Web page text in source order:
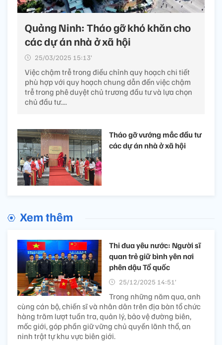
Quảng Ninh: Tháo gỡ khó khăn cho
các dự án nhà ở xã hội
25/03/2025 15:13’
Việc chậm trễ trong điều chỉnh quy hoạch chi tiết
phù hợp với quy hoạch chung dẫn đến việc chậm
trễ trong phê duyệt chủ trương đầu tư và lựa chọn
chủ đầu tư....
Tháo gỡ vướng mắc đầu tư
các dự án nhà ở xã hội
Xem thêm
Thi đua yêu nước: Người sĩ
quan trẻ giữ bình yên nơi
phên dậu Tổ quốc
25/12/2025 14:51’
Trong những năm qua, anh
cùng cán bộ, chiến sĩ và nhân dân trên địa bàn tổ chức
hàng trăm lượt tuần tra, quản lý, bảo vệ đường biên,
mốc giới, góp phần giữ vững chủ quyền lãnh thổ, an
ninh trật tự khu vực biên giới.